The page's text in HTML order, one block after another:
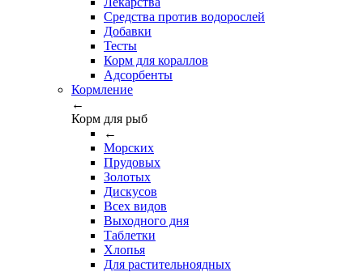
Средства против водорослей
Добавки
Тесты
Корм для кораллов
Адсорбенты
Кормление
←
Корм для рыб
←
Морских
Прудовых
Золотых
Дискусов
Всех видов
Выходного дня
Таблетки
Хлопья
Для растительноядных